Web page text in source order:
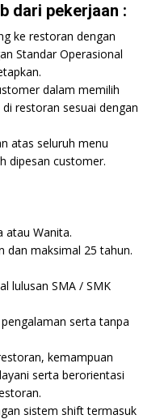
dari pekerjaan :
ke restoran dengan
Standar Operasional
dalam memilih
restoran sesuai dengan
atas seluruh menu
dipesan customer.
atau Wanita.
dan maksimal 25 tahun.
lulusan SMA / SMK
serta tanpa
kemampuan
serta berorientasi
sistem shift termasuk